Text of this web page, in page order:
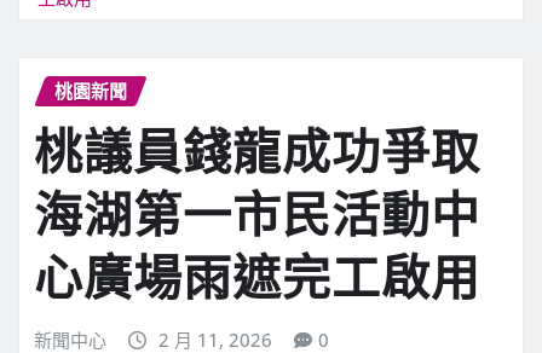
桃園新聞
桃議員錢龍成功爭取
海湖第一市民活動中
心廣場雨遮完工啟用
新聞中心 2 月 11, 2026 0